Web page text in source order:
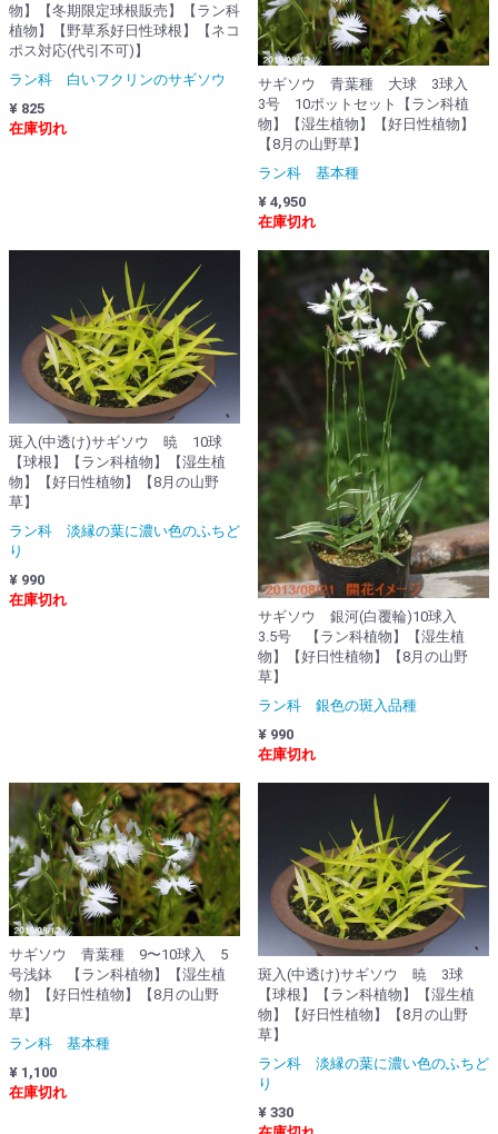
物】【冬期限定球根販売】【ラン科
植物】【野草系好日性球根】【ネコ
ポス対応(代引不可)】
ラン科 白いフクリンのサギソウ
¥ 825
在庫切れ
サギソウ 青葉種 大球 3球入
3号 10ポットセット【ラン科植
物】【湿生植物】【好日性植物】
【8月の山野草】
ラン科 基本種
¥ 4,950
在庫切れ
斑入(中透け)サギソウ 暁 10球
【球根】【ラン科植物】【湿生植
物】【好日性植物】【8月の山野
草】
ラン科 淡縁の葉に濃い色のふちど
り
¥ 990
在庫切れ
サギソウ 銀河(白覆輪)10球入
3.5号 【ラン科植物】【湿生植
物】【好日性植物】【8月の山野
草】
ラン科 銀色の斑入品種
¥ 990
在庫切れ
サギソウ 青葉種 9〜10球入 5
号浅鉢 【ラン科植物】【湿生植
物】【好日性植物】【8月の山野
草】
ラン科 基本種
¥ 1,100
在庫切れ
斑入(中透け)サギソウ 暁 3球
【球根】【ラン科植物】【湿生植
物】【好日性植物】【8月の山野
草】
ラン科 淡縁の葉に濃い色のふちど
り
¥ 330